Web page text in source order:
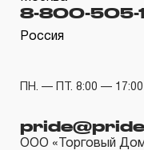
гарантийных
эксплуатации
изготовлении
нарушал технологию
8-800-505-
Россия
ПН. — ПТ. 8:00 — 17:00
ООО «Торговый